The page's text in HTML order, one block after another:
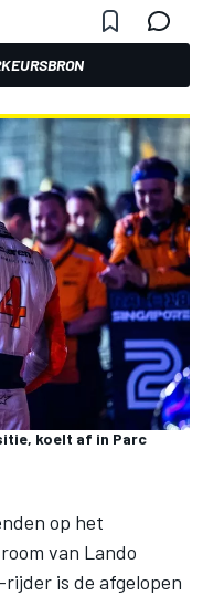
koelt af in Parc
op het
van Lando
is de afgelopen